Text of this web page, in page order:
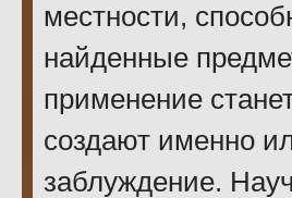
местности,
найденные
применение
создают именно
заблуждение.